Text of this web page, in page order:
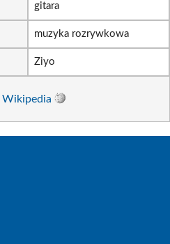
gitara
muzyka rozrywkowa
Ziyo
Wikipedia